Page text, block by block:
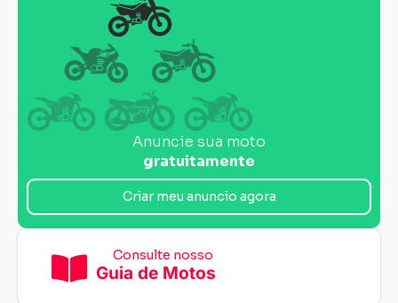
Anuncie sua moto
gratuitamente
Criar meu anuncio agora
Consulte nosso
Guia de Motos